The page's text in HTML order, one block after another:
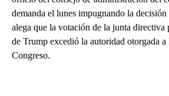
demanda el lunes impugnando la
alega que la votación de la junta directiva
de Trump excedió la autoridad otorgada a
Congreso.